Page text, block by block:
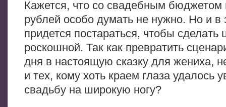
Кажется, что со свадебным бюджетом
рублей особо думать не нужно. Но и в
придется постараться, чтобы
роскошной. Так как превратить
дня в настоящую сказку для жениха,
и тех, кому хоть краем глаза удалось
свадьбу на широкую ногу?